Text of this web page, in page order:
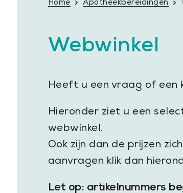
Home Apotheekbereidingen
Webwinkel
Heeft u een vraag of een
Hieronder ziet u een
webwinkel.
Ook zijn dan de prijzen
aanvragen klik dan
Let op: artikelnummers